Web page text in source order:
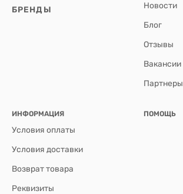
БРЕНДЫ Новости
Блог
Отзывы
Вакансии
Партнеры
ИНФОРМАЦИЯ
Условия оплаты
Условия доставки
Возврат товара
Реквизиты
ПОМОЩЬ